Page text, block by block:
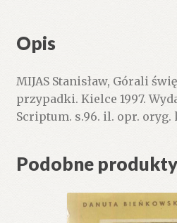
Opis
MIJAS Stanisław, Górali
przypadki. Kielce 1997.
Scriptum. s.96. il. opr. oryg.
Podobne produkty